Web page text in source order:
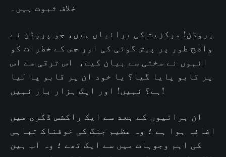
خلاف ثبوت ہیں۔
پروڈن! مرکزیت کی برائیاں ہیں، جو پروڈن نے
واضح طور پر پیش گوئی کی اور جس کے خطرات کو
انہوں نے سختی سے بیان کیے، اس ترقی سے اس
پر قابو پایا گیا؟ یا خود ان پر قابو پا لیا
ہے؟ نہیں! اور ایک ہزار بار نہیں!
ان برائیوں کے بعد سے ایک راکشس ڈگری میں
اضافہ ہوا ہے ؛ وہ عظیم جنگ کی خوفناک تباہی
کی اہم وجوہات میں سے ایک تھے ؛ وہ اب بین